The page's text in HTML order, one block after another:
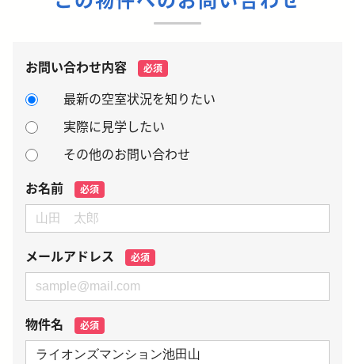
お問い合わせ内容 必須
最新の空室状況を知りたい
実際に見学したい
その他のお問い合わせ
お名前
必須
メールアドレス 必須
物件名 必須